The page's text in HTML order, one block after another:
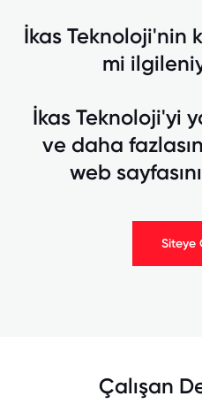
İkas Teknoloji'nin
mi
İkas Teknoloji'yi
ve daha
web
Siteye
Çalışan